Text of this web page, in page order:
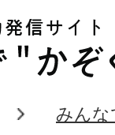
みんな